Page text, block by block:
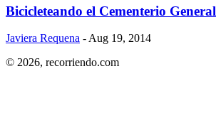
Bicicleteando el Cementerio General
Javiera Requena - Aug 19, 2014
© 2026, recorriendo.com